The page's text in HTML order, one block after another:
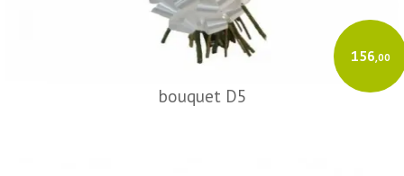
156,00
bouquet D5